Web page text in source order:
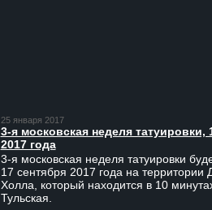
25 января 2017
3-я московская неделя татуировки,
2017 года
3-я московская неделя татуировки
17 сентября 2017 года на территории
Холла, который находится в 10
Тульская.